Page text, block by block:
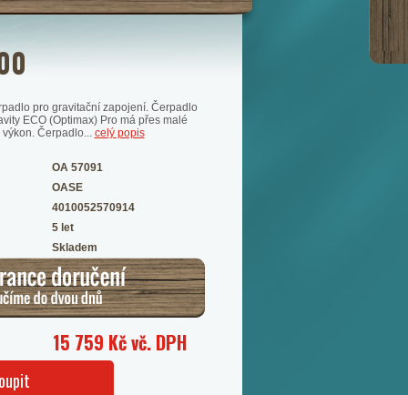
pro gravitační zapojení. Čerpadlo
ECO (Optimax) Pro má přes malé
Čerpadlo... celý popis
OA 57091
OASE
4010052570914
5 let
Skladem
15 759 Kč vč. DPH